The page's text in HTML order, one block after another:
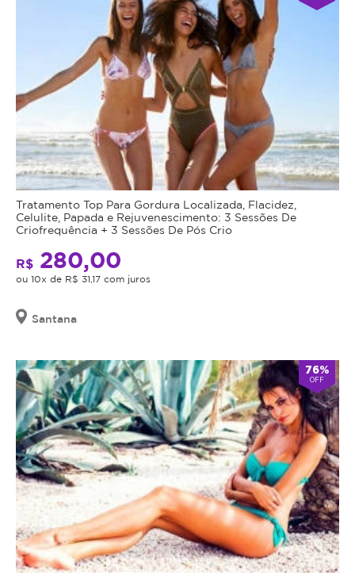
Tratamento Top Para Gordura Localizada, Flacidez,
Celulite, Papada e Rejuvenescimento: 3 Sessões De
Criofrequência + 3 Sessões De Pós Crio
R$ 280,00
ou 10x de R$ 31,17 com juros
Santana
76%
OFF